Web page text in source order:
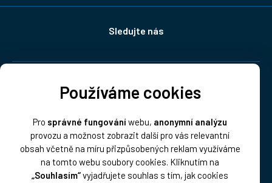
Používáme cookies
Pro správné fungováníwebu, anonymní analýzu
provozu a možnost zobrazit další pro vás relevantní
obsah včetně na míru přizpůsobených reklam využíváme
na tomto webu soubory cookies. Kliknutím na
„Souhlasím“vyjadřujete souhlas s tím, jak cookies
Sledujte nás
Platba: